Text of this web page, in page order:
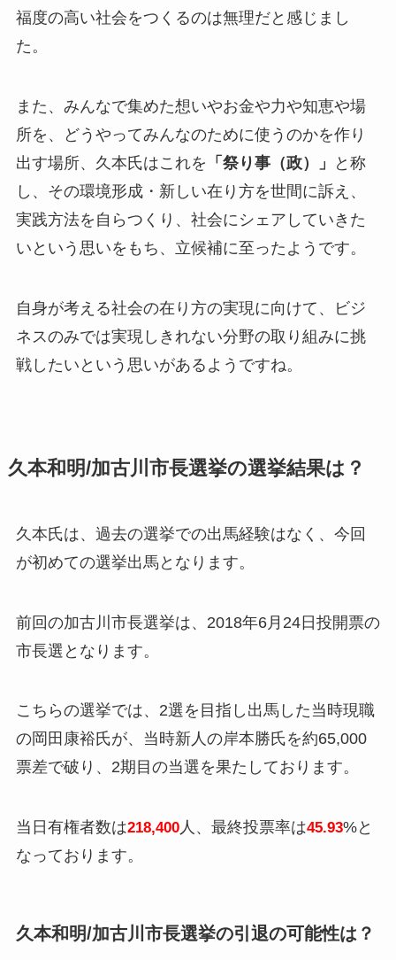
福度の高い社会をつくるのは無理だと感じまし
た。
また、みんなで集めた想いやお金や力や知恵や場
所を、どうやってみんなのために使うのかを作り
出す場所、久本氏はこれを 「祭り事（政）」
と称
し、その環境形成・新しい在り方を世間に訴え、
実践方法を自らつくり、社会にシェアしていきた
いという思いをもち、立候補に至ったようです。
自身が考える社会の在り方の実現に向けて、
ビジ
ネスのみでは実現しきれない分野の取り組みに挑
戦したい という思いがあるようですね。
久本和明/加古川市長選挙の選挙結果は？
久本氏は、過去の選挙での出馬経験はなく、 今回
が初めての選挙出馬となります。
前回の加古川市長選挙は、2018年6月24日投開票の
市長選となります。
こちらの選挙では、2選を目指し出馬した当時現職
の岡田康裕氏が、当時新人の岸本勝氏を約65,000
票差で破り、2期目の当選を果たしております。
当日有権者数は218,400人、最終投票率は45.93%と
なっております。
久本和明/加古川市長選挙の引退の可能性は？